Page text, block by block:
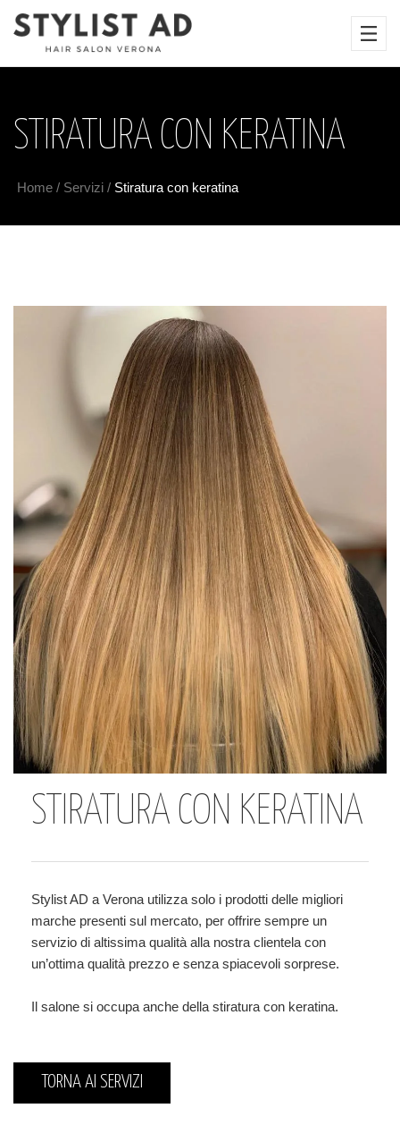
STIRATURA CON KERATINA
Home / Servizi / Stiratura con keratina
STIRATURA CON KERATINA
Stylist AD a Verona utilizza solo i prodotti delle migliori
marche presenti sul mercato, per offrire sempre un
servizio di altissima qualità alla nostra clientela con
un’ottima qualità prezzo e senza spiacevoli sorprese.
Il salone si occupa anche della stiratura con keratina.
TORNA AI SERVIZI